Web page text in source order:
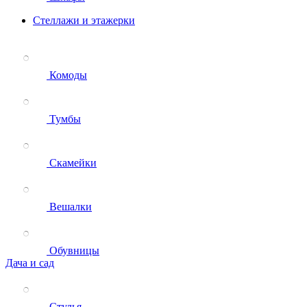
Стеллажи и этажерки
Комоды
Тумбы
Скамейки
Вешалки
Обувницы
Дача и сад